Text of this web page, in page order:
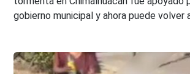
gobierno municipal y ahora puede volver